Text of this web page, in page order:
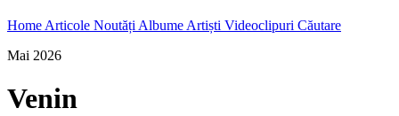
Home Articole Noutăți Albume Artiști Videoclipuri Căutare
Mai 2026
Venin